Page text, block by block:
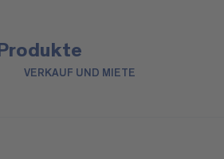
Produkte
VERKAUF UND MIETE